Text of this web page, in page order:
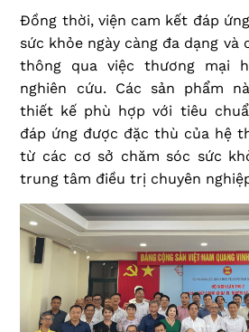
Đồng thời, viện cam kết đáp
sức khỏe ngày càng đa dạng và
thông qua việc thương mại
nghiên cứu. Các sản phẩm
thiết kế phù hợp với tiêu
đáp ứng được đặc thù của hệ
từ các cơ sở chăm sóc sức
trung tâm điều trị chuyên